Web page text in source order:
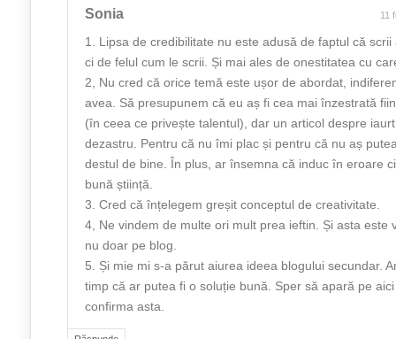
Sonia 11
1. Lipsa de credibilitate nu este adusă de faptul că
ci de felul cum le scrii. Și mai ales de onestitatea cu
2, Nu cred că orice temă este ușor de abordat,
avea. Să presupunem că eu aș fi cea mai înzestrată
(în ceea ce privește talentul), dar un articol despre
dezastru. Pentru că nu îmi plac și pentru că nu aș
destul de bine. În plus, ar însemna că induc în eroare
bună știință.
3. Cred că înțelegem greșit conceptul de creativitate.
4, Ne vindem de multe ori mult prea ieftin. Și asta este
nu doar pe blog.
5. Și mie mi s-a părut aiurea ideea blogului secundar.
timp că ar putea fi o soluție bună. Sper să apară pe
confirma asta.